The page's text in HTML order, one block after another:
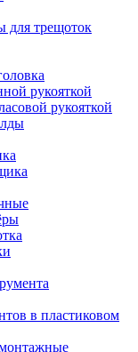
для трещоток
рукояткой
рукояткой
в пластиковом